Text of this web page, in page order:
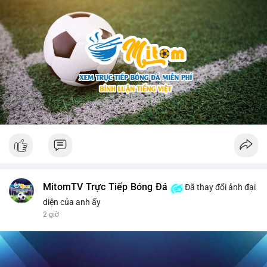
MitomTV Trực Tiếp Bóng Đá
Đã thay đổi ảnh đại
diện của anh ấy
2 giờ